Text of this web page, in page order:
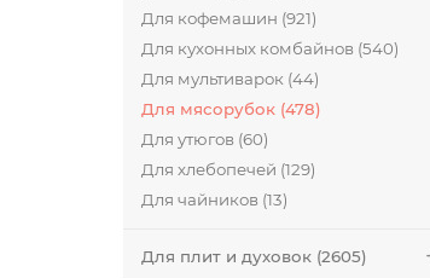
Для кофемашин (921)
Для кухонных комбайнов (540)
Для мультиварок (44)
Для мясорубок (478)
Для утюгов (60)
Для хлебопечей (129)
Для чайников (13)
Для плит и духовок (2605)